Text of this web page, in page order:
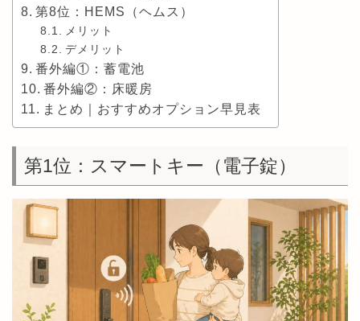
第8位：HEMS（ヘムス）
メリット
デメリット
番外編①：蓄電池
番外編②：床暖房
まとめ｜おすすめオプション早見表
第1位：スマートキー（電子錠）